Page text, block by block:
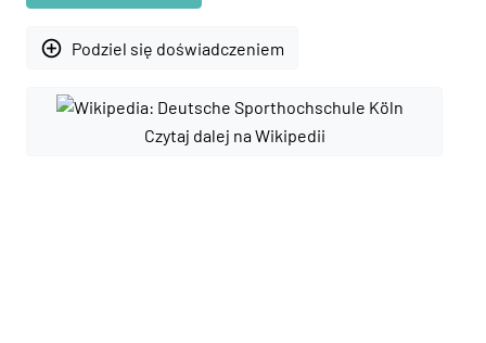
add_circle_outline Podziel się doświadczeniem
Czytaj dalej na Wikipedii